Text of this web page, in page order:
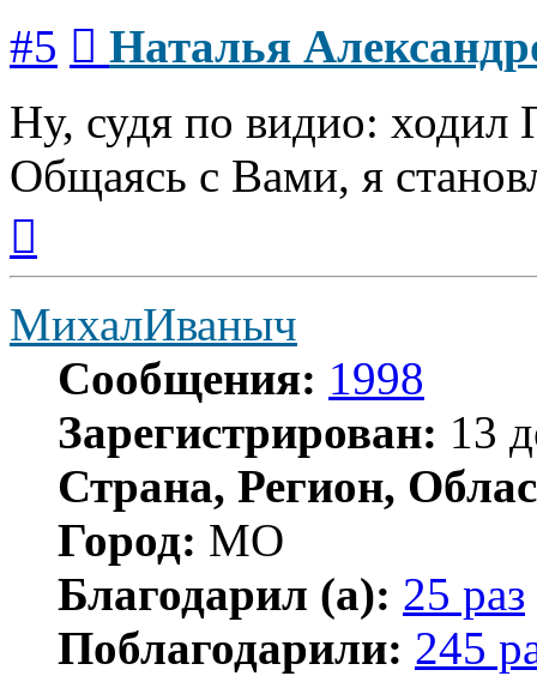
#5
Наталья
Ну, судя по видио: ходил
Общаясь с Вами, я
началу
МихалИваныч
Сообщения: 1998
Зарегистрирован: 13
Страна, Регион,
Город: МО
Благодарил (а): 25 раз
Поблагодарили: 245